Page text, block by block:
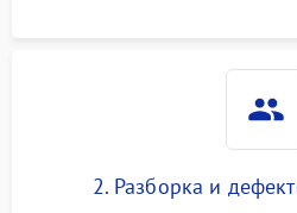
2. Разборка и